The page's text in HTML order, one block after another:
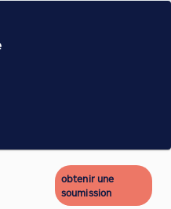
obtenir une
soumission